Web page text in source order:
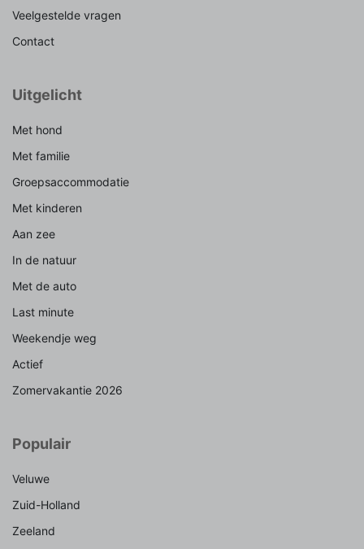
Veelgestelde vragen
Contact
Uitgelicht
Met hond
Met familie
Groepsaccommodatie
Met kinderen
Aan zee
In de natuur
Met de auto
Last minute
Weekendje weg
Actief
Zomervakantie 2026
Populair
Veluwe
Zuid-Holland
Zeeland